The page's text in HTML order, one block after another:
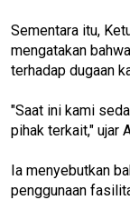
Sementara itu,
mengatakan
terhadap dugaan
"Saat ini kami
pihak terkait," ujar
Ia menyebutkan
penggunaan